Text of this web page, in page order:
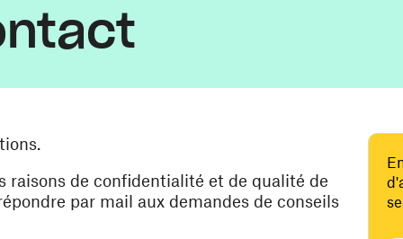
raisons de confidentialité et de qualité de
par mail aux demandes de conseils